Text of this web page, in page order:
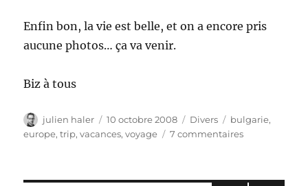
Enfin bon, la vie est belle, et on a encore pris
aucune photos… ça va venir.
Biz à tous
Auteur
julien haler
Publié
le
10 octobre 2008 Catégories
Divers Étiquettes
bulgarie,
europe,trip,vacances,voyage 7 commentairessur